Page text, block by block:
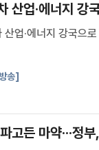
산업·에너지 강
산업·에너지 강국으
송]
고든 마약···정